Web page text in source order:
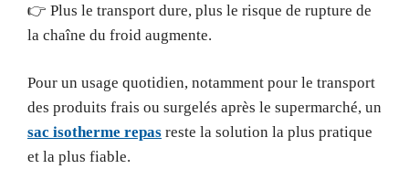
👉 Plus le transport dure, plus le risque de rupture de
la chaîne du froid augmente.
Pour un usage quotidien, notamment pour le transport
des produits frais ou surgelés après le supermarché, un
sac isotherme repas reste la solution la plus pratique
et la plus fiable.